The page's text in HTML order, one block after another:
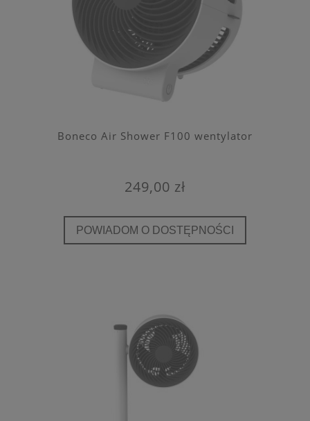
Boneco Air Shower F100 wentylator
249,00 zł
POWIADOM O DOSTĘPNOŚCI